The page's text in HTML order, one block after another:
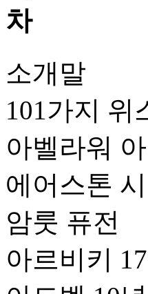
소개말
101가지 위
아벨라워
에어스톤
암룻 퓨전
아르비키